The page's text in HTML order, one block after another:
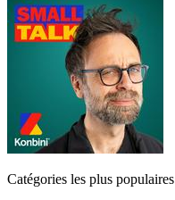
Catégories les plus populaires